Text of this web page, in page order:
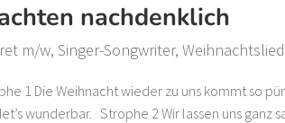
nachdenklich
m/w,Singer-Songwriter,Weihnachtslied
1 Die Weihnacht wieder zu uns kommt so
wunderbar. Strophe 2 Wir lassen uns ganz